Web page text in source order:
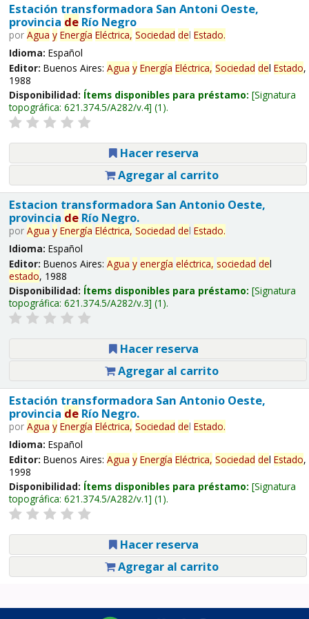
Estación transformadora San Antoni Oeste,
provincia deRío Negro
por Agua y Energía Eléctrica, Sociedad del Estado.
Idioma: Español
Editor: Buenos Aires: Agua y Energía Eléctrica, Sociedad del Estado,
1988
Disponibilidad: Ítems disponibles para préstamo: Signatura
topográfica: 621.374.5/A282/v.4 (1).
Hacer reserva
Agregar al carrito
Estacion transformadora San Antonio Oeste,
provincia deRío Negro.
por Agua y Energía Eléctrica, Sociedad del Estado.
Idioma: Español
Editor: Buenos Aires: Agua y energía eléctrica, sociedad del
estado, 1988
Disponibilidad: Ítems disponibles para préstamo: Signatura
topográfica: 621.374.5/A282/v.3 (1).
Hacer reserva
Agregar al carrito
Estación transformadora San Antonio Oeste,
provincia deRío Negro.
por Agua y Energía Eléctrica, Sociedad del Estado.
Idioma: Español
Editor: Buenos Aires: Agua y Energía Eléctrica, Sociedad del Estado,
1998
Disponibilidad: Ítems disponibles para préstamo: Signatura
topográfica: 621.374.5/A282/v.1 (1).
Hacer reserva
Agregar al carrito